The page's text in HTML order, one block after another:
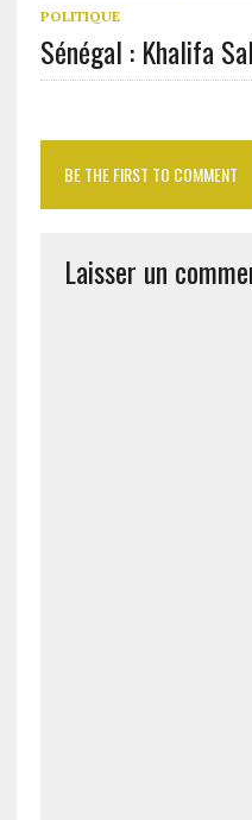
POLITIQUE
Sénégal : Khalifa
BE THE FIRST TO COMMENT
Laisser un